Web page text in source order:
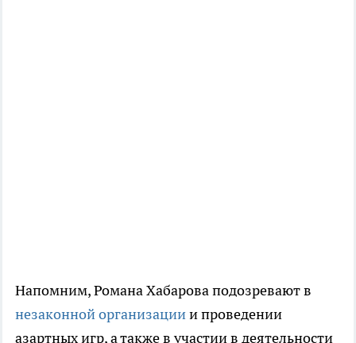
Напомним, Романа Хабарова подозревают в
незаконной организациии проведении
азартных игр, а также в участии в деятельности